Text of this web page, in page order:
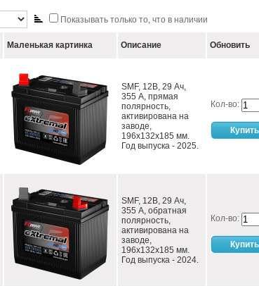
Показывать только то, что в наличии
Маленькая картинка Описание Обновить
SMF, 12В, 29 Ач,
355 А, прямая
полярность,
активирована на
заводе,
196х132х185 мм.
Год выпуска - 2025.
Кол-во:
SMF, 12В, 29 Ач,
355 А, обратная
полярность,
активирована на
заводе,
196х132х185 мм.
Год выпуска - 2024.
Кол-во: